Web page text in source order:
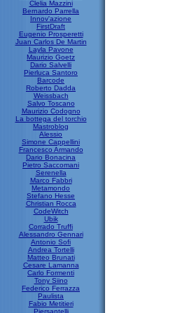
Clelia Mazzini
Bernardo Parrella
Innov'azione
FirstDraft
Eugenio Prosperetti
Juan Carlos De Martin
Layla Pavone
Maurizio Goetz
Dario Salvelli
Pierluca Santoro
Barcode
Roberto Dadda
Weissbach
Salvo Toscano
Maurizio Codogno
La bottega del torchio
Mastroblog
Alessio
Simone Cappellini
Francesco Armando
Dario Bonacina
Pietro Saccomani
Serenella
Marco Fabbri
Metamondo
Stefano Hesse
Christian Rocca
CodeWitch
Ubik
Corrado Truffi
Alessandro Gennari
Antonio Sofi
Andrea Tortelli
Matteo Brunati
Cesare Lamanna
Carlo Formenti
Tony Siino
Federico Ferrazza
Paulista
Fabio Metitieri
Piersantelli